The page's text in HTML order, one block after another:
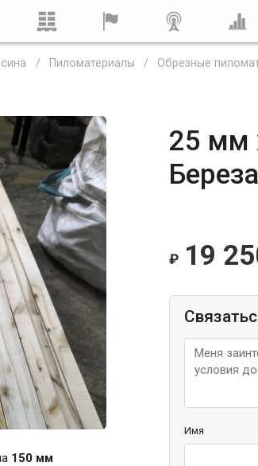
Пиломатериалы Обрезные
150 мм
25 мм
₽ 19
Имя